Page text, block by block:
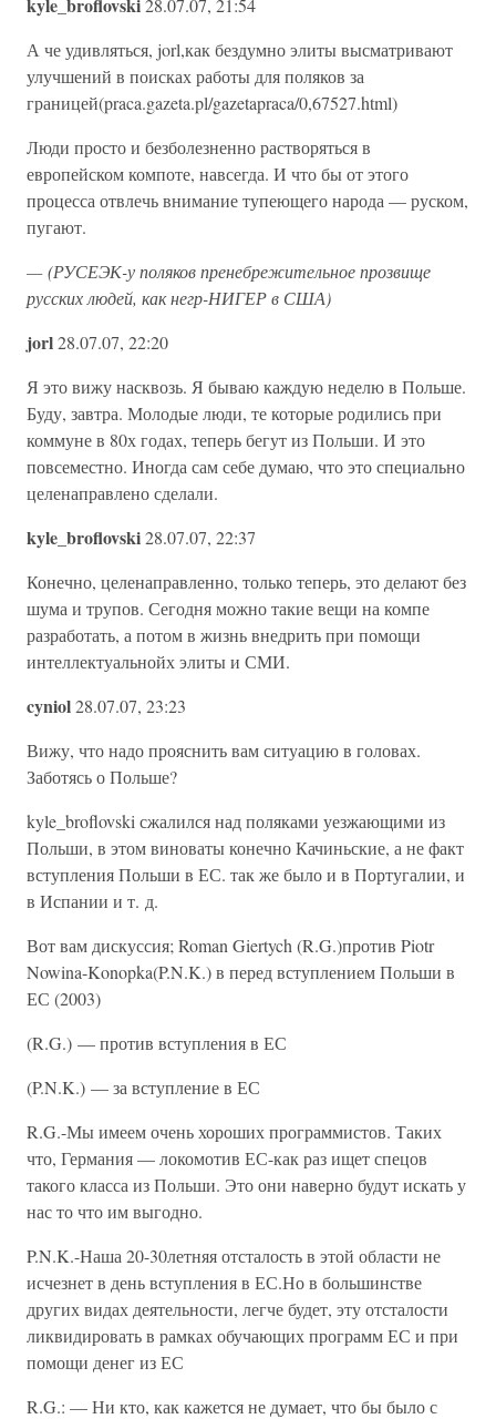
28.07.07, 21:54
А че удивляться, jorl,как бездумно элиты высматривают
улучшений в поисках работы для поляков за
границей(praca.gazeta.pl/gazetapraca/0,67527.html)
Люди просто и безболезненно растворяться в
европейском компоте, навсегда. И что бы от этого
процесса отвлечь внимание тупеющего народа — руском,
пугают.
— (РУСЕЭК-у поляков пренебрежительное прозвище
русских людей, как негр-НИГЕР в США)
jorl28.07.07, 22:20
Я это вижу насквозь. Я бываю каждую неделю в Польше.
Буду, завтра. Молодые люди, те которые родились при
коммуне в 80х годах, теперь бегут из Польши. И это
повсеместно. Иногда сам себе думаю, что это специально
целенаправлено сделали.
kyle_broflovski28.07.07, 22:37
Конечно, целенаправленно, только теперь, это делают без
шума и трупов. Сегодня можно такие вещи на компе
разработать, а потом в жизнь внедрить при помощи
интеллектуальнойх элиты и СМИ.
cyniol28.07.07, 23:23
Вижу, что надо прояснить вам ситуацию в головах.
Заботясь о Польше?
kyle_broflovski сжалился над поляками уезжающими из
Польши, в этом виноваты конечно Качиньские, а не факт
вступления Польши в ЕС. так же было и в Португалии, и
в Испании и т. д.
Вот вам дискуссия; Roman Giertych (R.G.)против Piotr
Nowina-Konopka(P.N.K.) в перед вступлением Польши в
ЕС (2003)
(R.G.) — против вступления в ЕС
(P.N.K.) — за вступление в ЕС
R.G.-Мы имеем очень хороших программистов. Таких
что, Германия — локомотив ЕС-как раз ищет спецов
такого класса из Польши. Это они наверно будут искать у
нас то что им выгодно.
P.N.K.-Наша 20-30летняя отсталость в этой области не
исчезнет в день вступления в ЕС.Но в большинстве
других видах деятельности, легче будет, эту отсталости
ликвидировать в рамках обучающих программ ЕС и при
помощи денег из ЕС
R.G.: — Ни кто, как кажется не думает, что бы было с